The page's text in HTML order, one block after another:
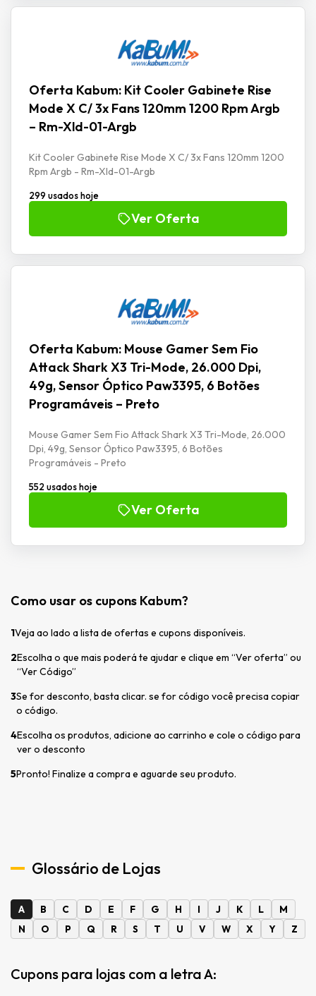
Oferta Kabum: Kit Cooler Gabinete Rise
Mode X C/ 3x Fans 120mm 1200 Rpm Argb
– Rm-Xld-01-Argb
Kit Cooler Gabinete Rise Mode X C/ 3x Fans 120mm 1200
Rpm Argb - Rm-Xld-01-Argb
299 usados hoje
Ver Oferta
Oferta Kabum: Mouse Gamer Sem Fio
Attack Shark X3 Tri-Mode, 26.000 Dpi,
49g, Sensor Óptico Paw3395, 6 Botões
Programáveis – Preto
Mouse Gamer Sem Fio Attack Shark X3 Tri-Mode, 26.000
Dpi, 49g, Sensor Óptico Paw3395, 6 Botões
Programáveis - Preto
552 usados hoje
Ver Oferta
Como usar os cupons Kabum?
1Veja ao lado a lista de ofertas e cupons disponíveis.
2Escolha o que mais poderá te ajudar e clique em “Ver oferta” ou
“Ver Código”
3Se for desconto, basta clicar. se for código você precisa copiar
o código.
4Escolha os produtos, adicione ao carrinho e cole o código para
ver o desconto
5Pronto! Finalize a compra e aguarde seu produto.
Glossário de Lojas
A B C D E F G H I J K L
M
N
O P Q R S T U V W X Y Z
Cupons para lojas com a letra A: